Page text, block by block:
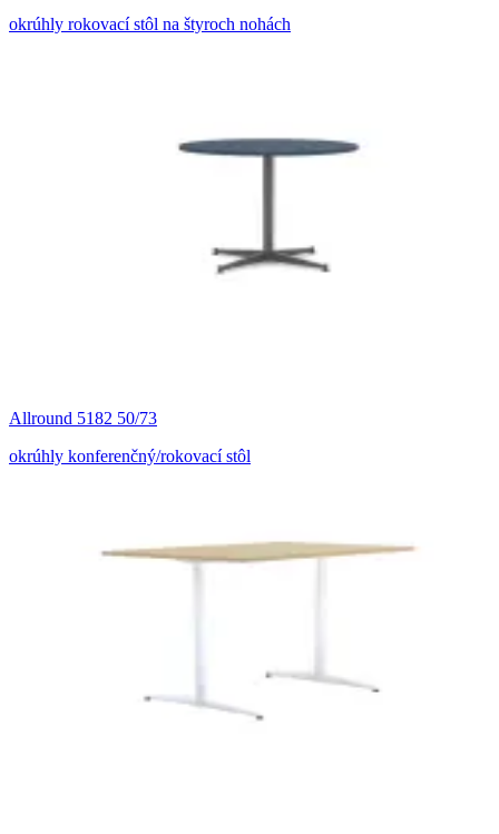
okrúhly rokovací stôl na štyroch nohách
Allround 5182 50/73
okrúhly konferenčný/rokovací stôl